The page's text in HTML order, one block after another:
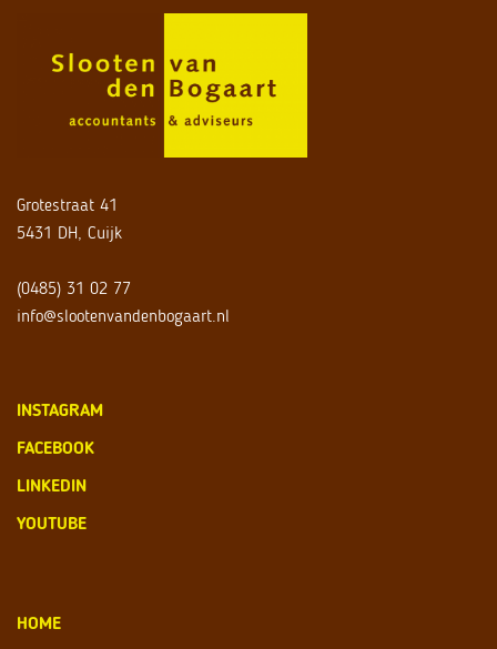
Grotestraat 41
5431 DH, Cuijk
(0485) 31 02 77
info@slootenvandenbogaart.nl
INSTAGRAM
FACEBOOK
LINKEDIN
YOUTUBE
HOME